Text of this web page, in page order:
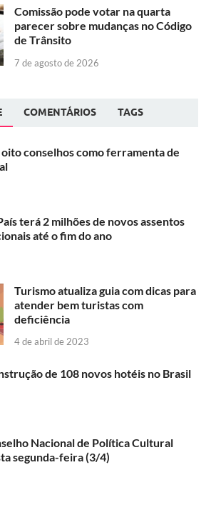
Comissão pode votar na quarta
parecer sobre mudanças no Código
de Trânsito
7 de agosto de 2026
COMENTÁRIOS TAGS
conselhos como ferramenta de
terá 2 milhões de novos assentos
até o fim do ano
Turismo atualiza guia com dicas para
atender bem turistas com
deficiência
4 de abril de 2023
de 108 novos hotéis no Brasil
Nacional de Política Cultural
segunda-feira (3/4)